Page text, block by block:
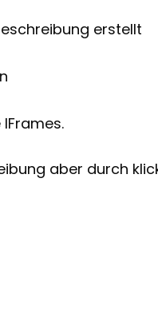
erstellt
aber durch